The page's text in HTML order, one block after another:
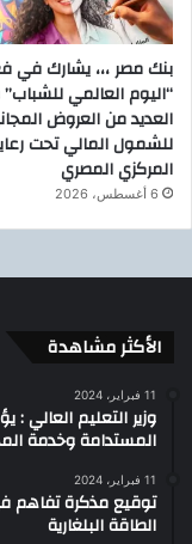
بنك مصر ،،، يشارك في
“اليوم العالمي
العديد من العروض
للشمول المالي تحت
المركزي المصري
6 أغسطس، 2026
الأكثر مشاهدة
11 فبراير، 2024
وزير التعليم العالي
المستدامة وخدمة
11 فبراير، 2024
توقيع مذكرة تفاهم
الطاقة البلغارية